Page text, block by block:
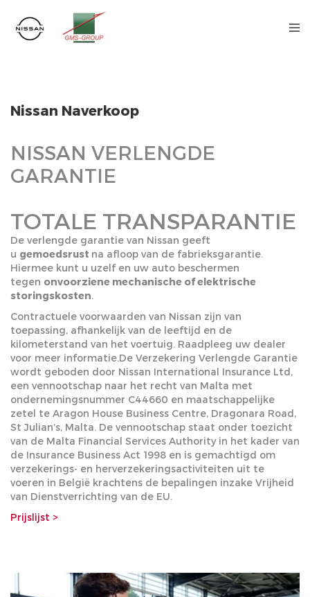
Nissan Naverkoop
NISSAN VERLENGDE
GARANTIE
TOTALE TRANSPARANTIE
De verlengde garantie van Nissan geeft
u gemoedsrust na afloop van de fabrieksgarantie.
Hiermee kunt u uzelf en uw auto beschermen
tegen onvoorziene mechanische of elektrische
storingskosten.
Contractuele voorwaarden van Nissan zijn van
toepassing, afhankelijk van de leeftijd en de
kilometerstand van het voertuig. Raadpleeg uw dealer
voor meer informatie.De Verzekering Verlengde Garantie
wordt geboden door Nissan International Insurance Ltd,
een vennootschap naar het recht van Malta met
ondernemingsnummer C44660 en maatschappelijke
zetel te Aragon House Business Centre, Dragonara Road,
St Julian’s, Malta. De vennootschap staat onder toezicht
van de Malta Financial Services Authority in het kader van
de Insurance Business Act 1998 en is gemachtigd om
verzekerings- en herverzekeringsactiviteiten uit te
voeren in België krachtens de bepalingen inzake Vrijheid
van Dienstverrichting van de EU.
Prijslijst >